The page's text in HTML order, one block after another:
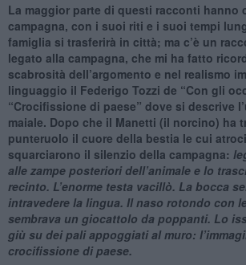
La maggior parte di questi racconti hanno
campagna, con i suoi riti e i suoi tempi
famiglia si trasferirà in città; ma c’è un
legato alla campagna, che mi ha fatto
scabrosità dell’argomento e nel realismo
linguaggio il Federigo Tozzi de “Con gli
“Crocifissione di paese” dove si descrive
maiale. Dopo che il Manetti (il norcino) ha
punteruolo il cuore della bestia le cui
squarciarono il silenzio della campagna:
alle zampe posteriori dell’animale e lo
recinto. L’enorme testa vacillò. La bocca
intravedere la lingua. Il naso rotondo con
sembrava un giocattolo da poppanti. Lo
giù su dei pali appoggiati al muro:
crocifissione di paese.